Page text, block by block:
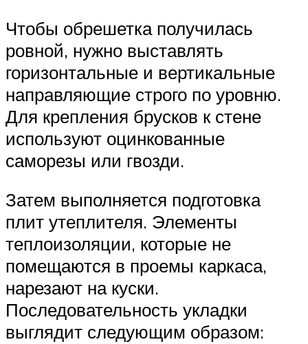
Чтобы обрешетка получилась
ровной, нужно выставлять
горизонтальные и вертикальные
направляющие строго по уровню.
Для крепления брусков к стене
используют оцинкованные
саморезы или гвозди.
Затем выполняется подготовка
плит утеплителя. Элементы
теплоизоляции, которые не
помещаются в проемы каркаса,
нарезают на куски.
Последовательность укладки
выглядит следующим образом: